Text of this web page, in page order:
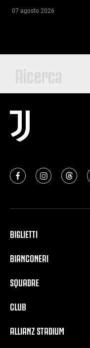
07 agosto 2026
BIGLIETTI
BIANCONERI
SQUADRE
CLUB
ALLIANZ STADIUM